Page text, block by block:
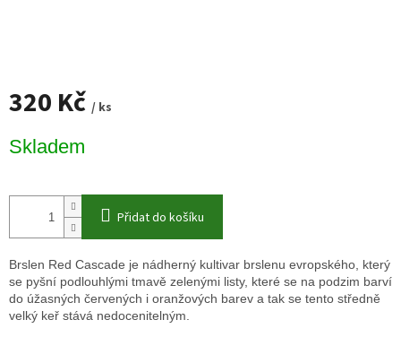
320 Kč / ks
cena:
Skladem
Přidat do košíku
Brslen Red Cascade je nádherný kultivar brslenu evropského, který
se pyšní podlouhlými tmavě zelenými listy, které se na podzim barví
do úžasných červených i oranžových barev a tak se tento středně
velký keř stává nedocenitelným.